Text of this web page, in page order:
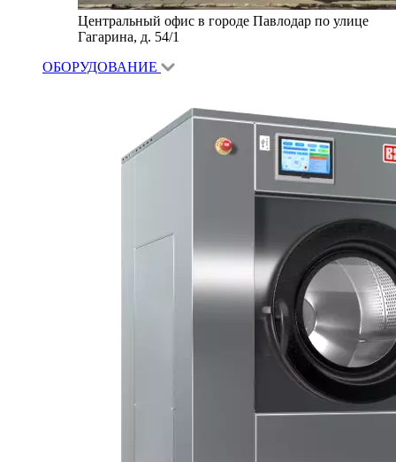
Центральный офис в городе Павлодар по улице
Гагарина, д. 54/1
ОБОРУДОВАНИЕ